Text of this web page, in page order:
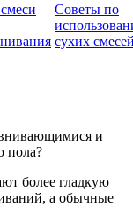
Советы по
сухих
и
пола?
более гладкую
а обычные